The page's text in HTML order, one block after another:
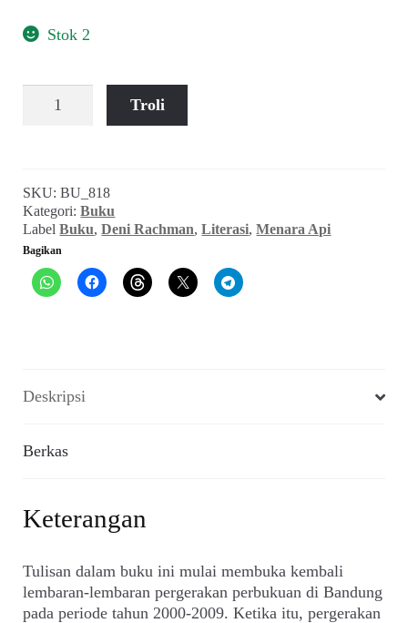
Stok 2
Buku
di
Bandung,
Sejarah
Kecil
2000-
Troli
SKU:BU_818
Kategori:Buku
LabelBuku,Deni Rachman,Literasi,Menara Api
Bagikan
Deskripsi
Berkas
Keterangan
Tulisan dalam buku ini mulai membuka kembali
lembaran-lembaran pergerakan perbukuan di Bandung
pada periode tahun 2000-2009. Ketika itu, pergerakan